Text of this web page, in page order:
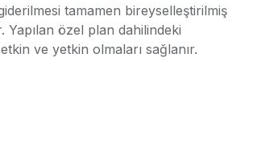
tamamen bireyselleştirilmiş
Yapılan özel plan dahilindeki
ve yetkin olmaları sağlanır.